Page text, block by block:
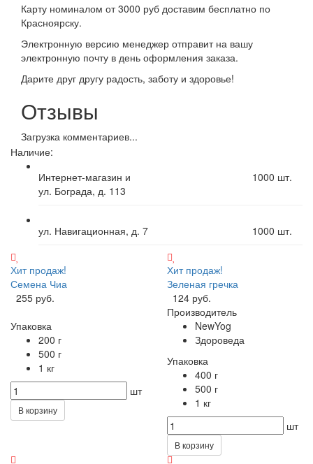
Карту номиналом от 3000 руб доставим бесплатно по
Красноярску.
Электронную версию менеджер отправит на вашу
электронную почту в день оформления заказа.
Дарите друг другу радость, заботу и здоровье!
Отзывы
Загрузка комментариев...
Наличие:
Интернет-магазин и
ул. Бограда, д. 113
1000 шт.
ул. Навигационная, д. 7 1000 шт.
Хит продаж!
Семена Чиа
255 руб.
Упаковка
200 г
500 г
1 кг
шт
В корзину
Хит продаж!
Зеленая гречка
124 руб.
Производитель
NewYog
Здороведа
Упаковка
400 г
500 г
1 кг
шт
В корзину